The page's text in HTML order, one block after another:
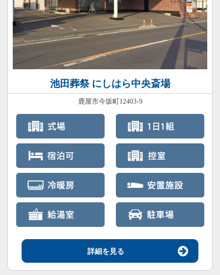
池田葬祭 にしはら中央斎場
鹿屋市今坂町12403-9
詳細を見る